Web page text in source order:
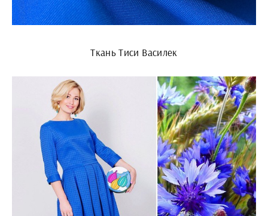
Ткань Тиси Василек